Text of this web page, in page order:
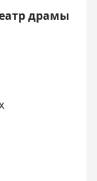
драмы